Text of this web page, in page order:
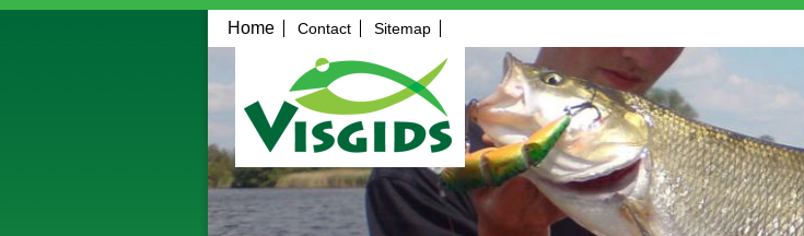
Home Contact Sitemap